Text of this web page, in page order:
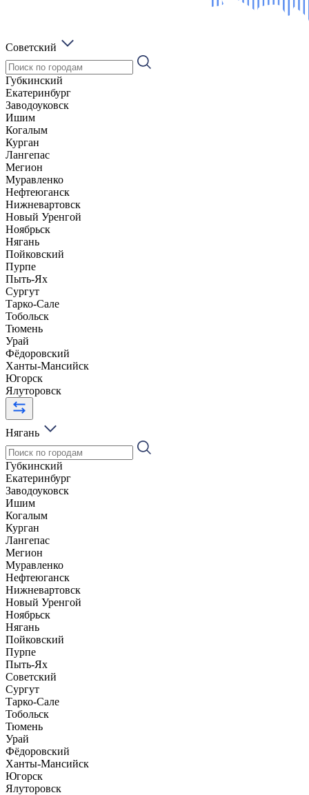
Советский
Губкинский
Екатеринбург
Заводоуковск
Ишим
Когалым
Курган
Лангепас
Мегион
Муравленко
Нефтеюганск
Нижневартовск
Новый Уренгой
Ноябрьск
Нягань
Пойковский
Пурпе
Пыть-Ях
Сургут
Тарко-Сале
Тобольск
Тюмень
Урай
Фёдоровский
Ханты-Мансийск
Югорск
Ялуторовск
Нягань
Губкинский
Екатеринбург
Заводоуковск
Ишим
Когалым
Курган
Лангепас
Мегион
Муравленко
Нефтеюганск
Нижневартовск
Новый Уренгой
Ноябрьск
Нягань
Пойковский
Пурпе
Пыть-Ях
Советский
Сургут
Тарко-Сале
Тобольск
Тюмень
Урай
Фёдоровский
Ханты-Мансийск
Югорск
Ялуторовск